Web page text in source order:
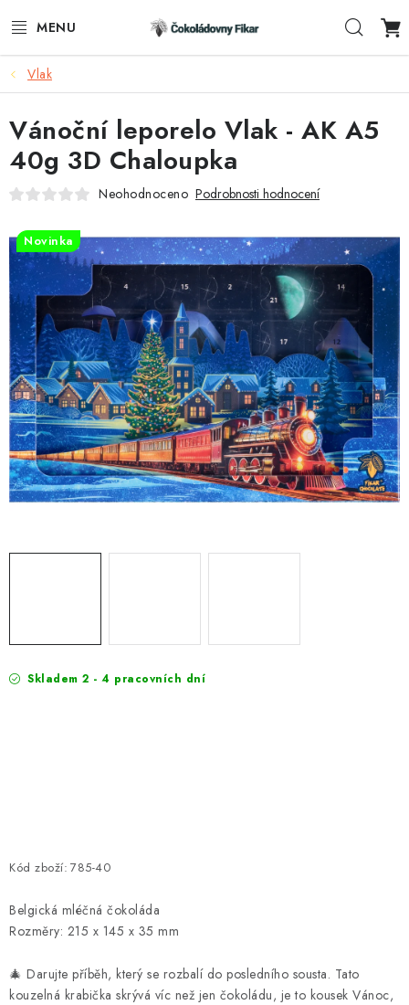
na
ESHOP
REKLAMNÍ VÝROBKY
O NÁS
AKTUALITY
KONTAKTY
FUNKČNÍ ČOKOLÁDA
EXKURZE
Jak nakupovat Obchodní podmínky
Reklamace
Podmínky ochrany osobních údajů
Vlak
Skladem 2 - 4 pracovních dní
Kód zboží: 785-40
Belgická mléčná čokoláda
Rozměry: 215 x 145 x 35 mm
🎄 Darujte příběh, který se rozbalí do posledního sousta. Tato
kouzelná krabička skrývá víc než jen čokoládu, je to kousek Vánoc,
Vánoční leporelo Vlak - AK A5
40g 3D Chaloupka
Neohodnoceno Podrobnosti hodnocení
Novinka